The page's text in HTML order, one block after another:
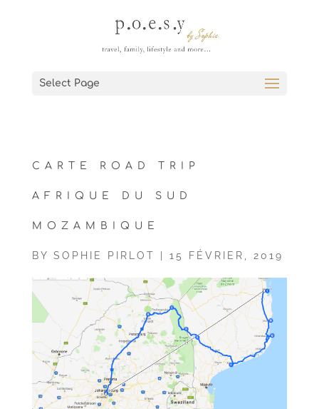
Select Page
CARTE ROAD TRIP
AFRIQUE DU SUD
MOZAMBIQUE
BY SOPHIE PIRLOT 15 FÉVRIER, 2019